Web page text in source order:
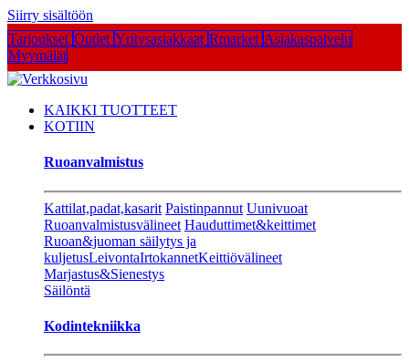
Siirry sisältöön
Tarjoukset Outlet Yritysasiakkaat Rmarket Asiakaspalvelu
Myymälät
KAIKKI TUOTTEET
KOTIIN
Ruoanvalmistus
Kattilat,padat,kasarit Paistinpannut Uunivuoat
Ruoanvalmistusvälineet Hauduttimet&keittimet
Ruoan&juoman säilytys ja
kuljetusLeivontaIrtokannetKeittiövälineet
Marjastus&Sienestys
Säilöntä
Kodintekniikka